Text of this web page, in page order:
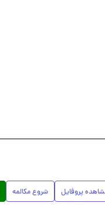
پروفایل شروع مکالمه